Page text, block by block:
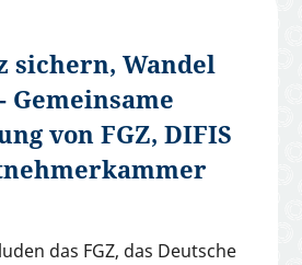
sichern, Wandel
Gemeinsame
von FGZ, DIFIS
das FGZ, das Deutsche